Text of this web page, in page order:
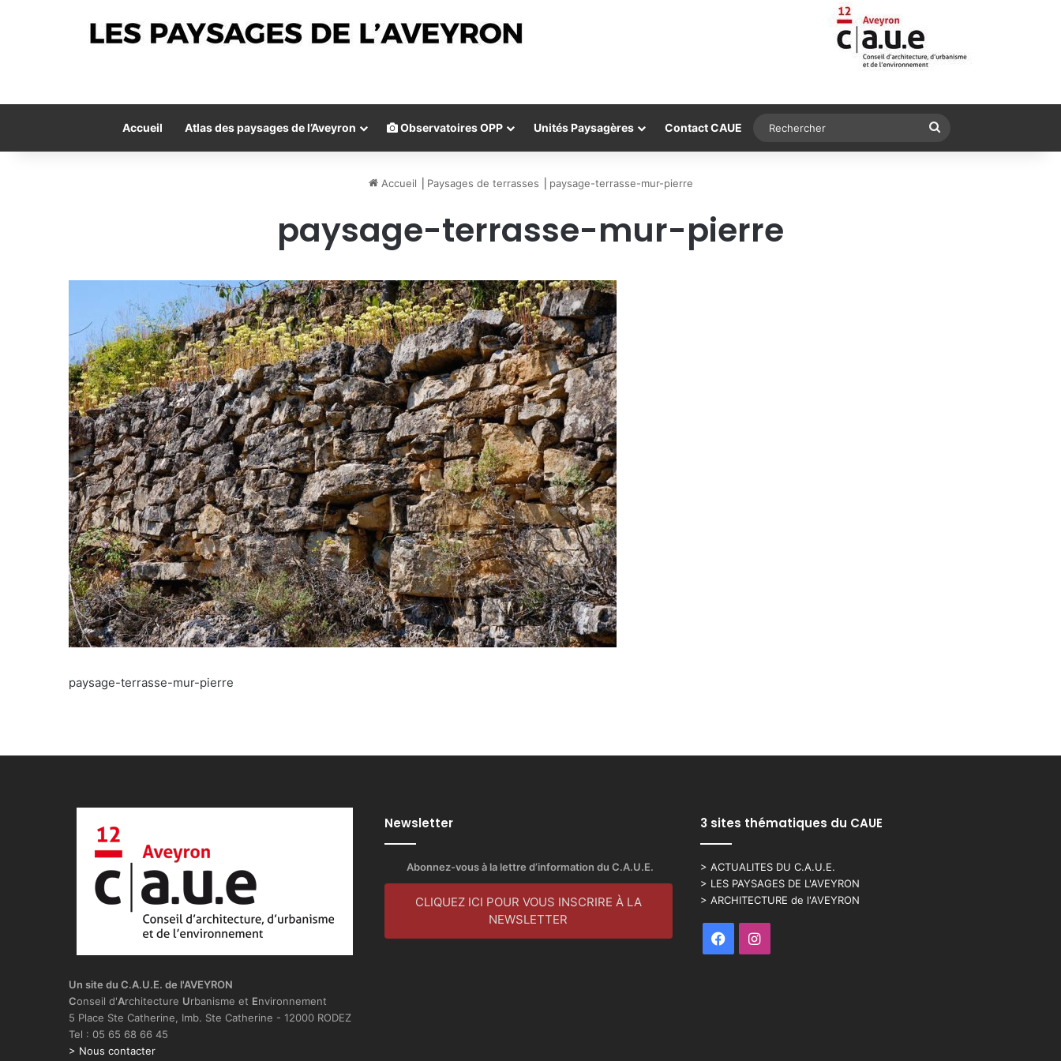
Accueil Atlas des paysages de l’Aveyron Observatoires OPP Unités Paysagères Contact CAUE Rechercher
Accueil Paysages de terrasses paysage-terrasse-mur-pierre
paysage-terrasse-mur-pierre
paysage-terrasse-mur-pierre
Un site du C.A.U.E. de l'AVEYRON
Conseil d'Architecture Urbanisme et Environnement
5 Place Ste Catherine, Imb. Ste Catherine - 12000 RODEZ
Tel : 05 65 68 66 45
> Nous contacter
Newsletter
Abonnez-vous à la lettre d’information du C.A.U.E.
CLIQUEZ ICI POUR VOUS INSCRIRE À LA
NEWSLETTER
3 sites thématiques du CAUE
> ACTUALITES DU C.A.U.E.
> LES PAYSAGES DE L'AVEYRON
> ARCHITECTURE de l'AVEYRON
FacebookInstagram